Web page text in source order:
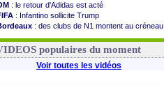
: le retour d'Adidas est acté
: Infantino sollicite Trump
: des clubs de N1 montent au créneau
: le démenti de Leipzig pour Diomandé
populaires du moment
Voir toutes les vidéos